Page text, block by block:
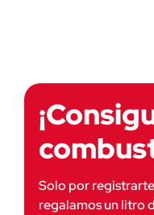
Solo por
regalamos un litro